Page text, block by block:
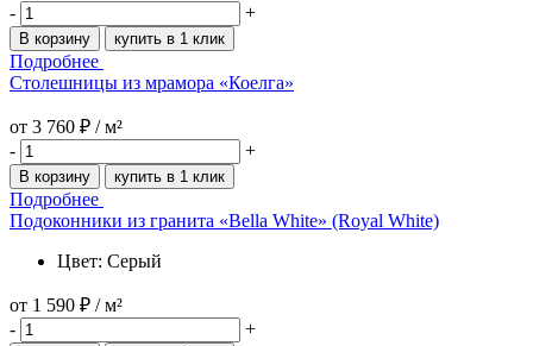
-
+
В корзину купить в 1 клик
Подробнее
Столешницы из мрамора «Коелга»
от 3 760 ₽ / м²
-
+
В корзину купить в 1 клик
Подробнее
Подоконники из гранита «Bella White» (Royal White)
Цвет: Серый
от 1 590 ₽ / м²
-
+